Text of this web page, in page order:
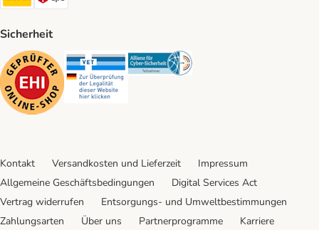
Sicherheit
Security Security Security
Kontakt Versandkosten und Lieferzeit
Impressum
Allgemeine Geschäftsbedingungen
Digital Services Act
Vertrag widerrufen
Entsorgungs- und Umweltbestimmungen
Zahlungsarten
Über uns Partnerprogramme Karriere